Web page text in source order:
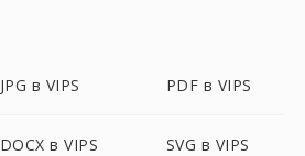
JPG в VIPS PDF в VIPS
DOCX в VIPS SVG в VIPS